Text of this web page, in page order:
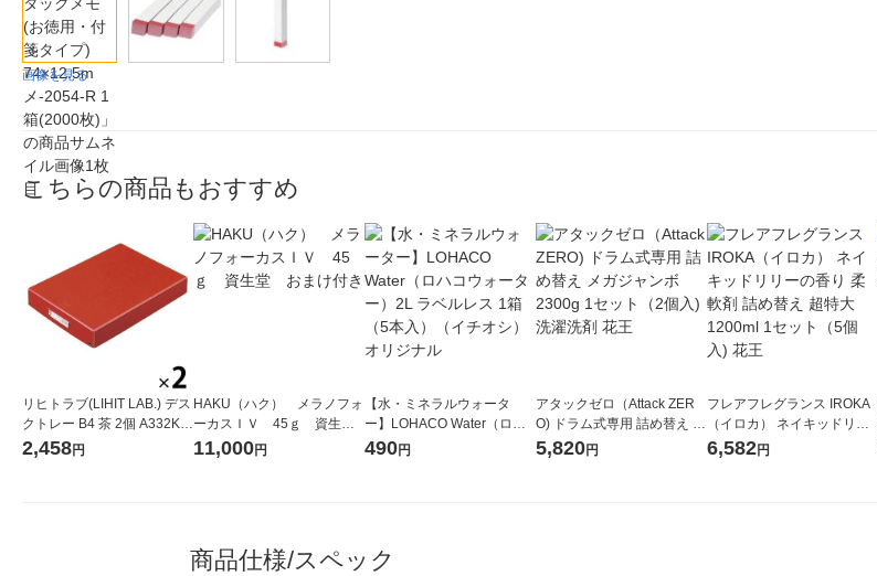
画像を見る
こちらの商品もおすすめ
リヒトラブ(LIHIT LAB.) デス
クトレー B4 茶 2個 A332KB
チャ
2,458円
HAKU（ハク） メラノフォ
ーカスＩＶ 45ｇ 資生
堂 おまけ付き
11,000円
【水・ミネラルウォータ
ー】LOHACO Water（ロハ
コウォーター）2L ラベルレ
490円
アタックゼロ（Attack ZER
O) ドラム式専用 詰め替え メ
ガジャンボ 2300g 1セット
5,820円
フレアフレグランス IROKA
（イロカ） ネイキッドリリ
ーの香り 柔軟剤 詰め替え 超
6,582円
商品仕様/スペック